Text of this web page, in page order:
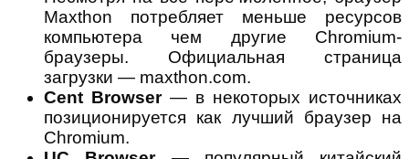
Maxthon потребляет меньше ресурсов
компьютера чем другие Chromium-
браузеры. Официальная страница
загрузки — maxthon.com.
Cent Browser— в некоторых источниках
позиционируется как лучший браузер на
Chromium.